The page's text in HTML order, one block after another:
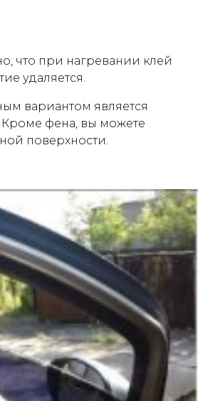
что при нагревании клей
удаляется.
вариантом является
фена, вы можете
поверхности.